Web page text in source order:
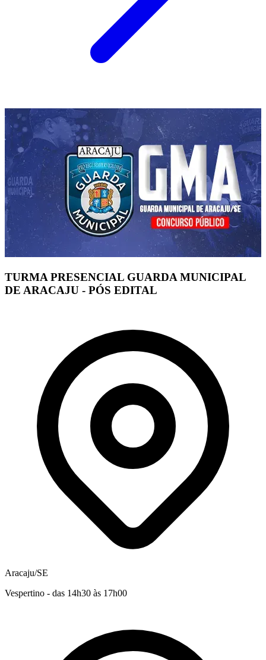
TURMA PRESENCIAL GUARDA MUNICIPAL
DE ARACAJU - PÓS EDITAL
Aracaju/SE
Vespertino - das 14h30 às 17h00